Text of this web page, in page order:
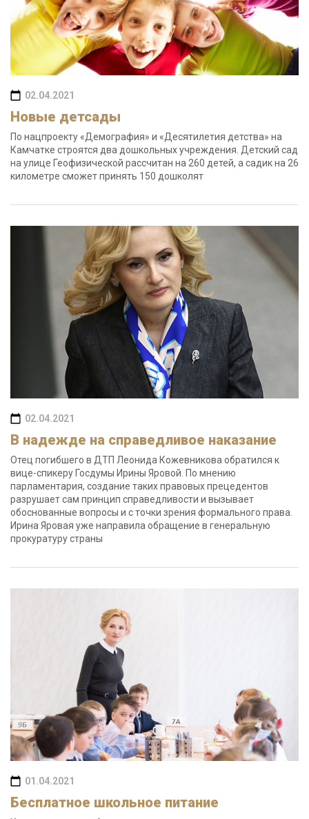
02.04.2021
Новые детсады
По нацпроекту «Демография» и «Десятилетия детства» на
Камчатке строятся два дошкольных учреждения. Детский сад
на улице Геофизической рассчитан на 260 детей, а садик на 26
километре сможет принять 150 дошколят
02.04.2021
В надежде на справедливое наказание
Отец погибшего в ДТП Леонида Кожевникова обратился к
вице-спикеру Госдумы Ирины Яровой. По мнению
парламентария, создание таких правовых прецедентов
разрушает сам принцип справедливости и вызывает
обоснованные вопросы и с точки зрения формального права.
Ирина Яровая уже направила обращение в генеральную
прокуратуру страны
01.04.2021
Бесплатное школьное питание